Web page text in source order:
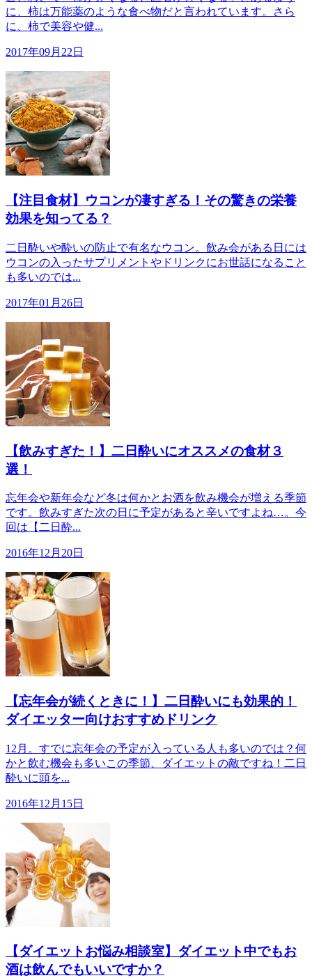
に、柿は万能薬のような食べ物だと言われています。さら
に、柿で美容や健...
2017年09月22日
【注目食材】ウコンが凄すぎる！その驚きの栄養
効果を知ってる？
二日酔いや酔いの防止で有名なウコン。飲み会がある日には
ウコンの入ったサプリメントやドリンクにお世話になること
も多いのでは...
2017年01月26日
【飲みすぎた！】二日酔いにオススメの食材３
選！
忘年会や新年会など冬は何かとお酒を飲み機会が増える季節
です。飲みすぎた次の日に予定があると辛いですよね…。今
回は【二日酔...
2016年12月20日
【忘年会が続くときに！】二日酔いにも効果的！
ダイエッター向けおすすめドリンク
12月。すでに忘年会の予定が入っている人も多いのでは？何
かと飲む機会も多いこの季節、ダイエットの敵ですね！二日
酔いに頭を...
2016年12月15日
【ダイエットお悩み相談室】ダイエット中でもお
酒は飲んでもいいですか？